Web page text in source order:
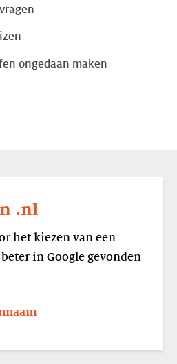
ongedaan maken
.nl
het kiezen van een
in Google gevonden